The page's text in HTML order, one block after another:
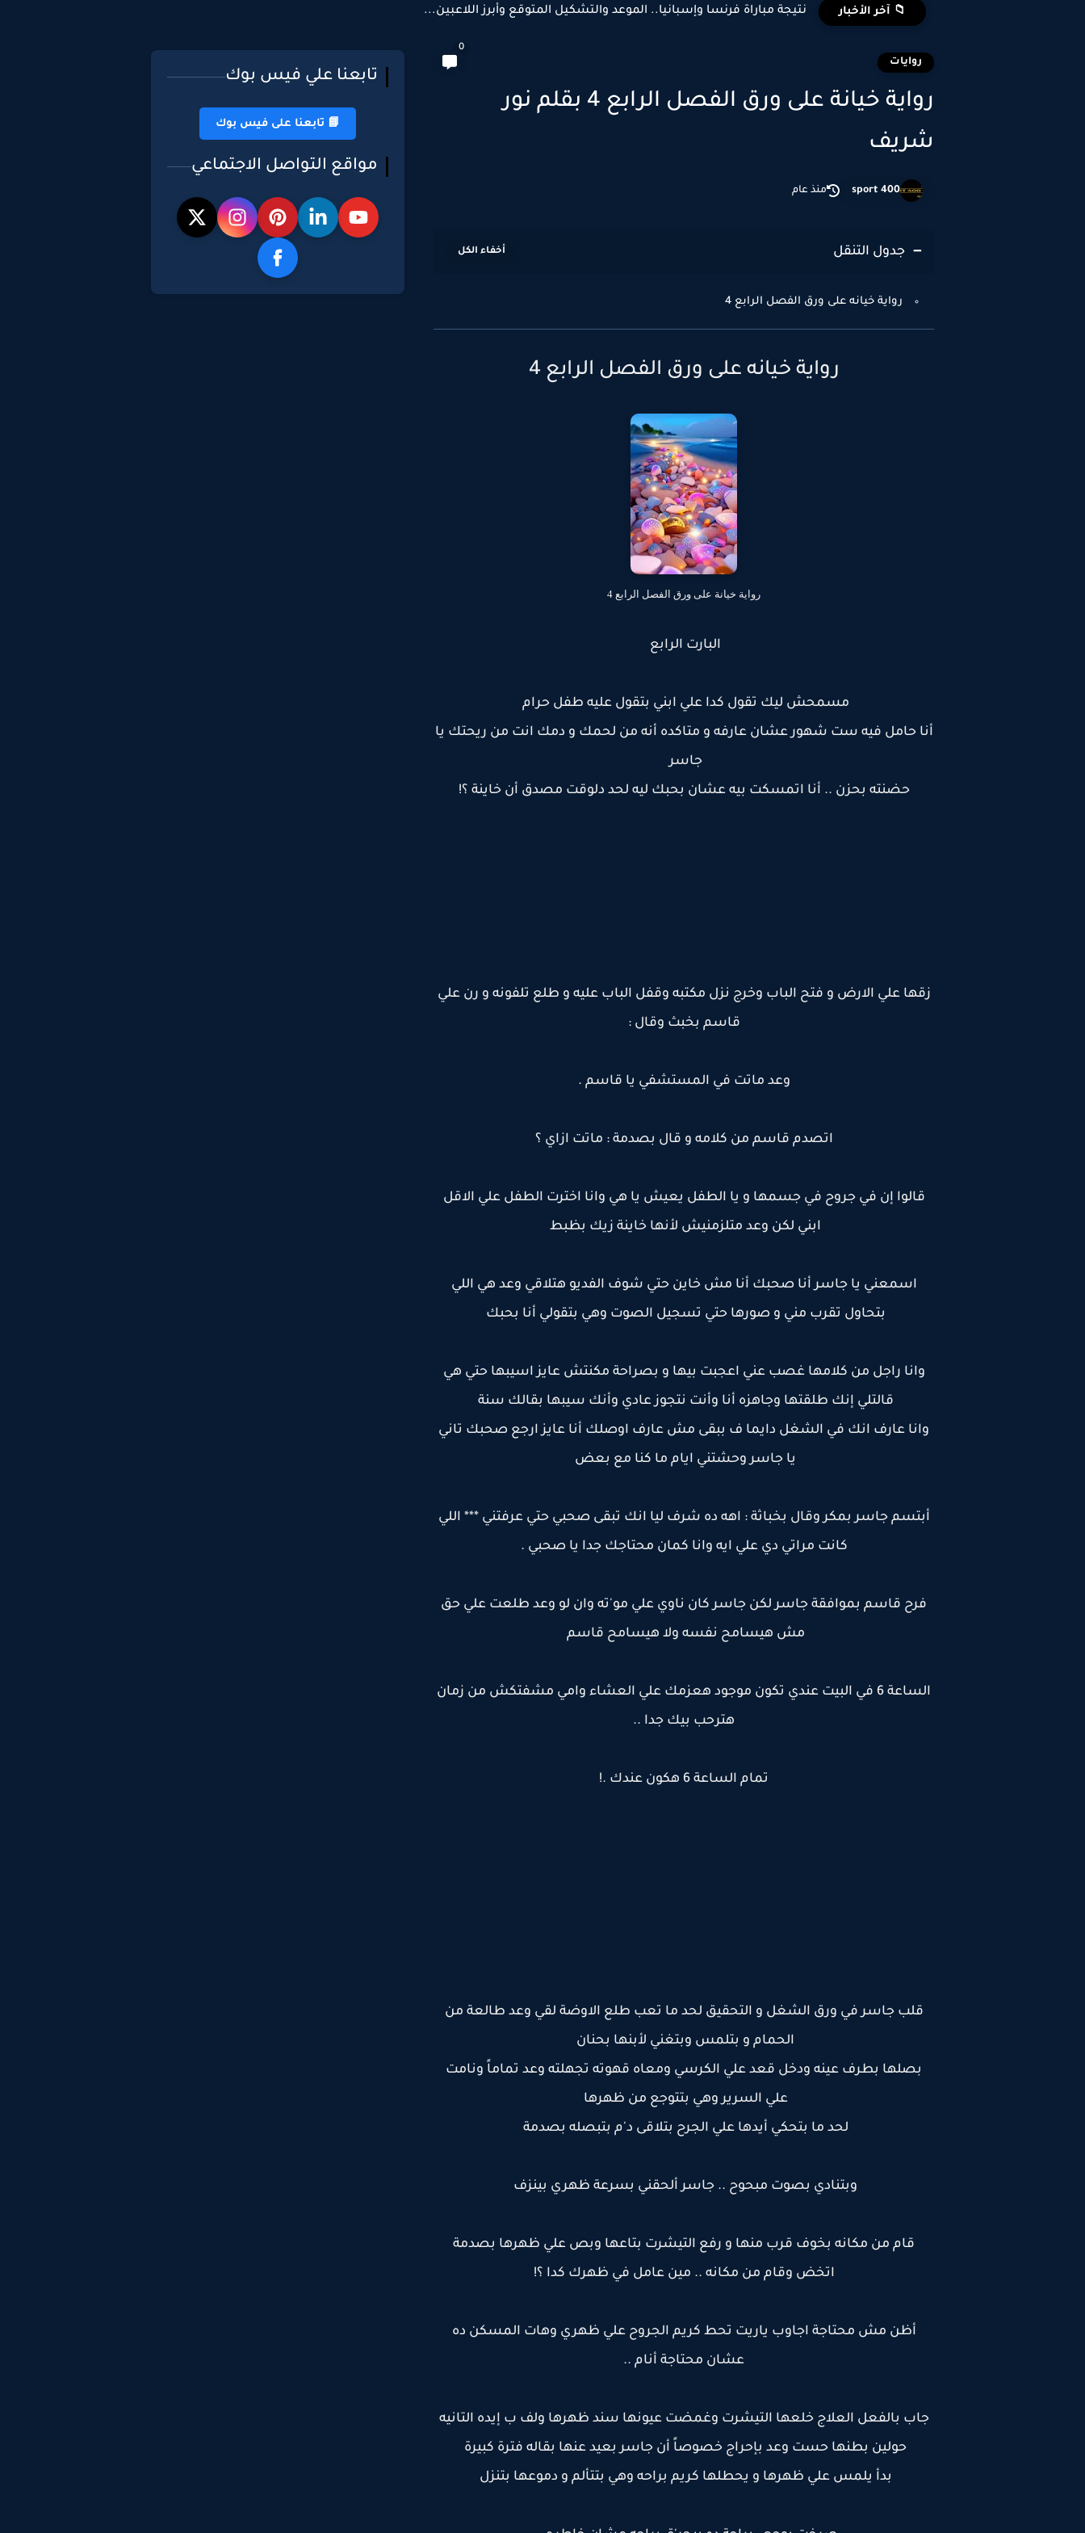
📁 آخر الأخبار نتيجة مباراة فرنسا وإسبانيا.. الموعد والتشكيل المتوقع وأبرز اللاعبين...
روايات
0
رواية خيانة على ورق الفصل الرابع 4 بقلم نور
شريف
sport 400 منذ عام
جدول التنقل
رواية خيانه على ورق الفصل الرابع 4
رواية خيانه على ورق الفصل الرابع 4
رواية خيانة على ورق الفصل الرابع 4
البارت الرابع
مسمحش ليك تقول كدا علي ابني بتقول عليه طفل حرام
أنا حامل فيه ست شهور عشان عارفه و متاكده أنه من لحمك و دمك انت من ريحتك يا
جاسر
حضنته بحزن .. أنا اتمسكت بيه عشان بحبك ليه لحد دلوقت مصدق أن خاينة ؟!
زقها علي الارض و فتح الباب وخرج نزل مكتبه وقفل الباب عليه و طلع تلفونه و رن علي
قاسم بخبث وقال :
وعد ماتت في المستشفي يا قاسم .
اتصدم قاسم من كلامه و قال بصدمة : ماتت ازاي ؟
قالوا إن في جروح في جسمها و يا الطفل يعيش يا هي وانا اخترت الطفل علي الاقل
ابني لكن وعد متلزمنيش لأنها خاينة زيك بظبط
اسمعني يا جاسر أنا صحبك أنا مش خاين حتي شوف الفديو هتلاقي وعد هي اللي
بتحاول تقرب مني و صورها حتي تسجيل الصوت وهي بتقولي أنا بحبك
وانا راجل من كلامها غصب عني اعجبت بيها و بصراحة مكنتش عايز اسيبها حتي هي
قالتلي إنك طلقتها وجاهزه أنا وأنت نتجوز عادي وأنك سيبها بقالك سنة
وانا عارف انك في الشغل دايما ف ببقى مش عارف اوصلك أنا عايز ارجع صحبك تاني
يا جاسر وحشتني ايام ما كنا مع بعض
أبتسم جاسر بمكر وقال بخباثة : اهه ده شرف ليا انك تبقى صحبي حتي عرفتني *** اللي
كانت مراتي دي علي ايه وانا كمان محتاجك جدا يا صحبي .
فرح قاسم بموافقة جاسر لكن جاسر كان ناوي علي مو'ته وان لو وعد طلعت علي حق
مش هيسامح نفسه ولا هيسامح قاسم
الساعة 6 في البيت عندي تكون موجود هعزمك علي العشاء وامي مشفتكش من زمان
هترحب بيك جدا ..
تمام الساعة 6 هكون عندك .!
قلب جاسر في ورق الشغل و التحقيق لحد ما تعب طلع الاوضة لقي وعد طالعة من
الحمام و بتلمس وبتغني لأبنها بحنان
بصلها بطرف عينه ودخل قعد علي الكرسي ومعاه قهوته تجهلته وعد تماماً ونامت
علي السرير وهي بتتوجع من ظهرها
لحد ما بتحكي أيدها علي الجرح بتلاقى د'م بتبصله بصدمة
وبتنادي بصوت مبحوح .. جاسر ألحقني بسرعة ظهري بينزف
قام من مكانه بخوف قرب منها و رفع التيشرت بتاعها وبص علي ظهرها بصدمة
اتخض وقام من مكانه .. مين عامل في ظهرك كدا ؟!
أظن مش محتاجة اجاوب ياريت تحط كريم الجروح علي ظهري وهات المسكن ده
عشان محتاجة أنام ..
جاب بالفعل العلاج خلعها التيشرت وغمضت عيونها سند ظهرها ولف ب إيده التانيه
حولين بطنها حست وعد بإحراج خصوصاً أن جاسر بعيد عنها بقاله فترة كبيرة
بدأ يلمس علي ظهرها و يحطلها كريم براحه وهي بتتألم و دموعها بتنزل
تابعنا علي فيس بوك
📘 تابعنا على فيس بوك
مواقع التواصل الاجتماعي